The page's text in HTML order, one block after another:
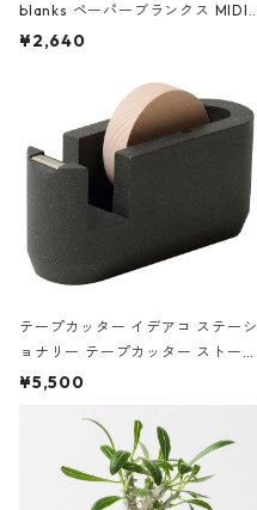
blanks ペーパーブランクス MIDI
ハードカバー 罫線 ヴァン・ゴッホ
¥2,640
テープカッター イデアコ ステーシ
ョナリー テープカッター ストーン
サンドカラー 石調 ideaco Station
¥5,500